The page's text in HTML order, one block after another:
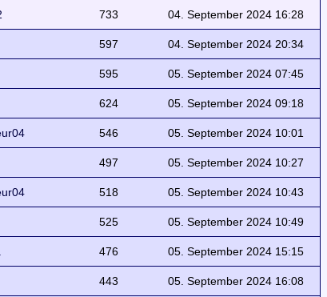
733 04. September 2024 16:28
597 04. September 2024 20:34
595 05. September 2024 07:45
624 05. September 2024 09:18
546 05. September 2024 10:01
497 05. September 2024 10:27
518 05. September 2024 10:43
525 05. September 2024 10:49
476 05. September 2024 15:15
443 05. September 2024 16:08